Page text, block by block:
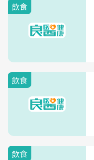
飲食
飲食
飲食